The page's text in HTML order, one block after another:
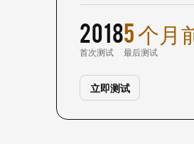
2018
首次测试
5 个月
最后测试
立即测试